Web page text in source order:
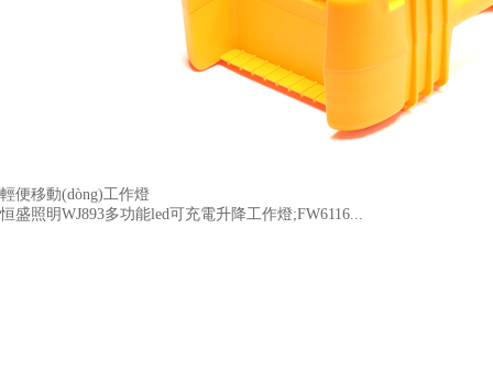
輕便移動(dòng)工作燈
恒盛照明WJ893多功能led可充電升降工作燈;FW6116...